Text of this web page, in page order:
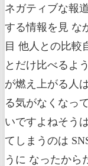
ネガティブな報
する情報を見 な
目 他人との比較
とだけ比べるよ
が燃え上がる人
る気がなくなっ
いですよねそう
てしまうのは
うに なったから